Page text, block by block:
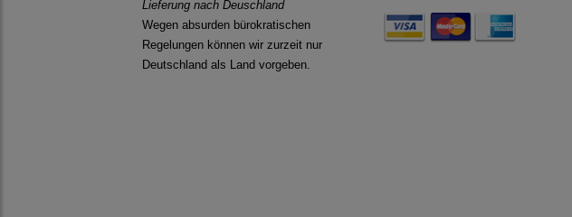
Lieferung nach Deuschland
Wegen absurden bürokratischen
Regelungen können wir zurzeit nur
Deutschland als Land vorgeben.